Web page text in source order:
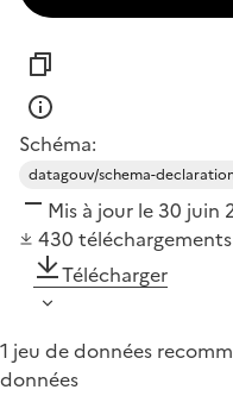
Schéma:
datagouv/schema-
Mis à jour le 30 juin
430 téléchargements
Télécharger
1 jeu de données
données